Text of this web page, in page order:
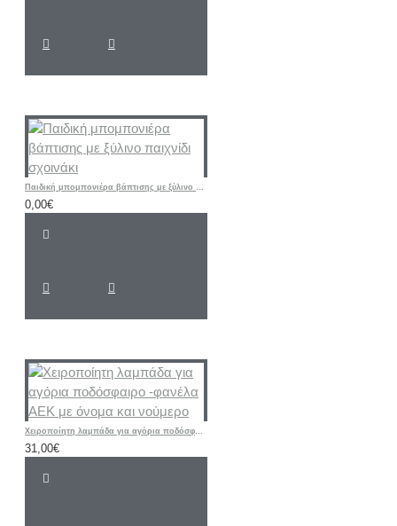
Παιδική μπομπονιέρα βάπτισης με ξύλινο παιχνίδι σχοινάκι
0,00€
Χειροποίητη λαμπάδα για αγόρια ποδόσφαιρο -φανέλα ΑΕΚ με όνομα και νούμερο
31,00€